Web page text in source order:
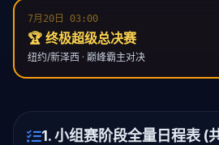
7月20日 03:00
🏆 终极超级总决赛
纽约/新泽西 · 巅峰霸主对决
1. 小组赛阶段全量日程表 (